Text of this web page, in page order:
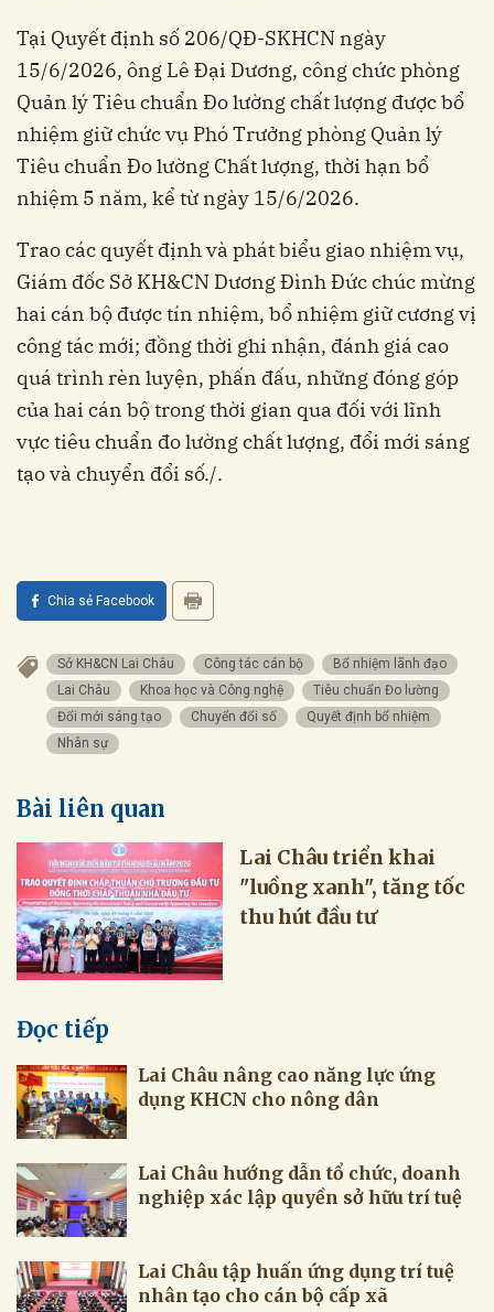
Tại Quyết định số 206/QĐ-SKHCN ngày
15/6/2026, ông Lê Đại Dương, công chức phòng
Quản lý Tiêu chuẩn Đo lường chất lượng được bổ
nhiệm giữ chức vụ Phó Trưởng phòng Quản lý
Tiêu chuẩn Đo lường Chất lượng, thời hạn bổ
nhiệm 5 năm, kể từ ngày 15/6/2026.
Trao các quyết định và phát biểu giao nhiệm vụ,
Giám đốc Sở KH&CN Dương Đình Đức chúc mừng
hai cán bộ được tín nhiệm, bổ nhiệm giữ cương vị
công tác mới; đồng thời ghi nhận, đánh giá cao
quá trình rèn luyện, phấn đấu, những đóng góp
của hai cán bộ trong thời gian qua đối với lĩnh
vực tiêu chuẩn đo lường chất lượng, đổi mới sáng
tạo và chuyển đổi số./.
Chia sẻ Facebook
Sở KH&CN Lai Châu Công tác cán bộ
Bổ nhiệm lãnh đạo
Lai Châu
Khoa học và Công nghệ
Tiêu chuẩn Đo lường
Đổi mới sáng tạo
Chuyển đổi số
Quyết định bổ nhiệm
Nhân sự
Bài liên quan
Lai Châu triển khai
"luồng xanh", tăng tốc
thu hút đầu tư
Đọc tiếp
Lai Châu nâng cao năng lực ứng
dụng KHCN cho nông dân
Lai Châu hướng dẫn tổ chức, doanh
nghiệp xác lập quyền sở hữu trí tuệ
Lai Châu tập huấn ứng dụng trí tuệ
nhân tạo cho cán bộ cấp xã